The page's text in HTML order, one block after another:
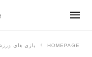
HOMEPAGE بازی های